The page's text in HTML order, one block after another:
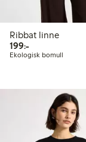
Ribbat linne
199:-199,00 kr
Ekologisk bomull